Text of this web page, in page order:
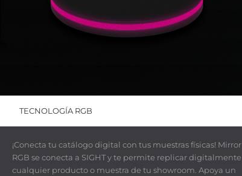
TECNOLOGÍA RGB
¡Conecta tu catálogo digital con tus muestras físicas! Mirror
RGB se conecta a SIGHT y te permite replicar digitalmente
cualquier producto o muestra de tu showroom. Apoya un